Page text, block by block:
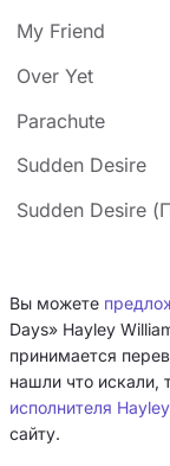
My Friend
Over Yet
Parachute
Sudden Desire
Sudden Desire
Вы можете
Days» Hayley
принимается
нашли что искали,
исполнителя
сайту.